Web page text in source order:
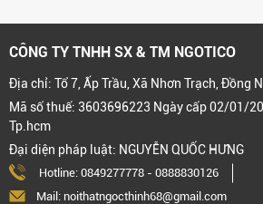
CÔNG TY TNHH SX & TM NGOTICO
Địa chỉ: Tổ 7, Ấp Trầu, Xã Nhơn Trạch, Đồng
Mã số thuế: 3603696223 Ngày cấp 02/01/
Tp.hcm
Đại diện pháp luật: NGUYỄN QUỐC HƯNG
Hotline: 0849277778 - 0888830126
Mail: noithatngocthinh68@gmail.com